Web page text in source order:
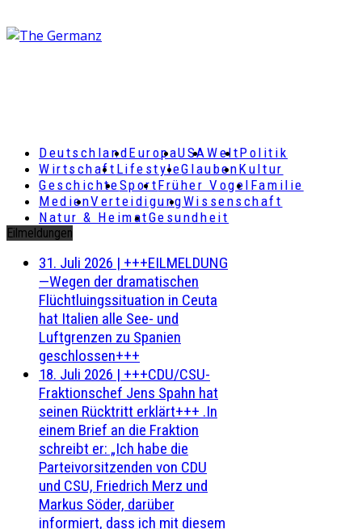
DeutschlandEuropaUSAWeltPolitik
Wirtschaft LifestyleGlaubenKultur
GeschichteSportFrüher Vogel Familie
MedienVerteidigungWissenschaft
Natur & HeimatGesundheit
Eilmeldungen
31. Juli 2026 | +++EILMELDUNG
—Wegen der dramatischen
Flüchtluingssituation in Ceuta
hat Italien alle See- und
Luftgrenzen zu Spanien
geschlossen+++
18. Juli 2026 | +++CDU/CSU-
Fraktionschef Jens Spahn hat
seinen Rücktritt erklärt+++ .In
einem Brief an die Fraktion
schreibt er: „Ich habe die
Parteivorsitzenden von CDU
und CSU, Friedrich Merz und
Markus Söder, darüber
informiert, dass ich mit diesem